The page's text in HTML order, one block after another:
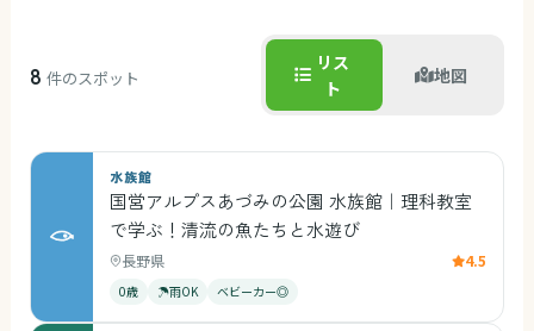
8 件のスポット
リス
ト
地図
水族館
国営アルプスあづみの公園 水族館｜理科教室
で学ぶ！清流の魚たちと水遊び
長野県 4.5
0歳 ☂雨OK ベビーカー◎